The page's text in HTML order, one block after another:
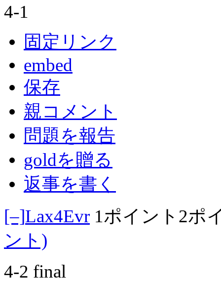
4-1
固定リンク
embed
保存
親コメント
問題を報告
goldを贈る
返事を書く
[–]Lax4Evr 1ポイント 2ポ
ント)
4-2 final